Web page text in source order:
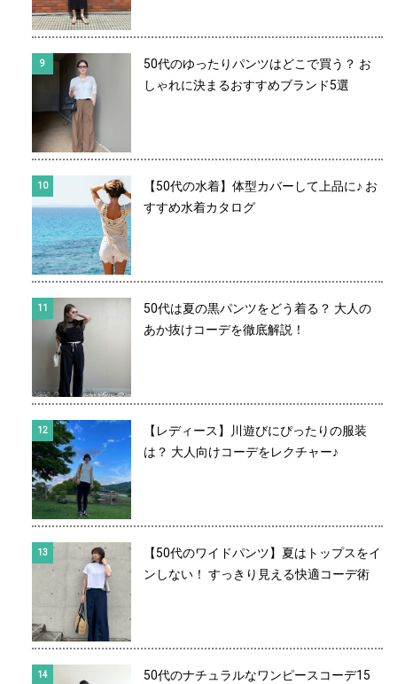
50代のゆったりパンツはどこで買う？ お
しゃれに決まるおすすめブランド5選
【50代の水着】体型カバーして上品に♪ お
すすめ水着カタログ
50代は夏の黒パンツをどう着る？ 大人の
あか抜けコーデを徹底解説！
【レディース】川遊びにぴったりの服装
は？ 大人向けコーデをレクチャー♪
【50代のワイドパンツ】夏はトップスをイ
ンしない！ すっきり見える快適コーデ術
50代のナチュラルなワンピースコーデ15